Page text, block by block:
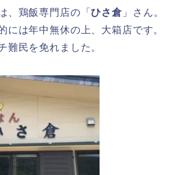
、鶏飯専門店の「ひさ倉」さん。
には年中無休の上、大箱店です。
難民を免れました。